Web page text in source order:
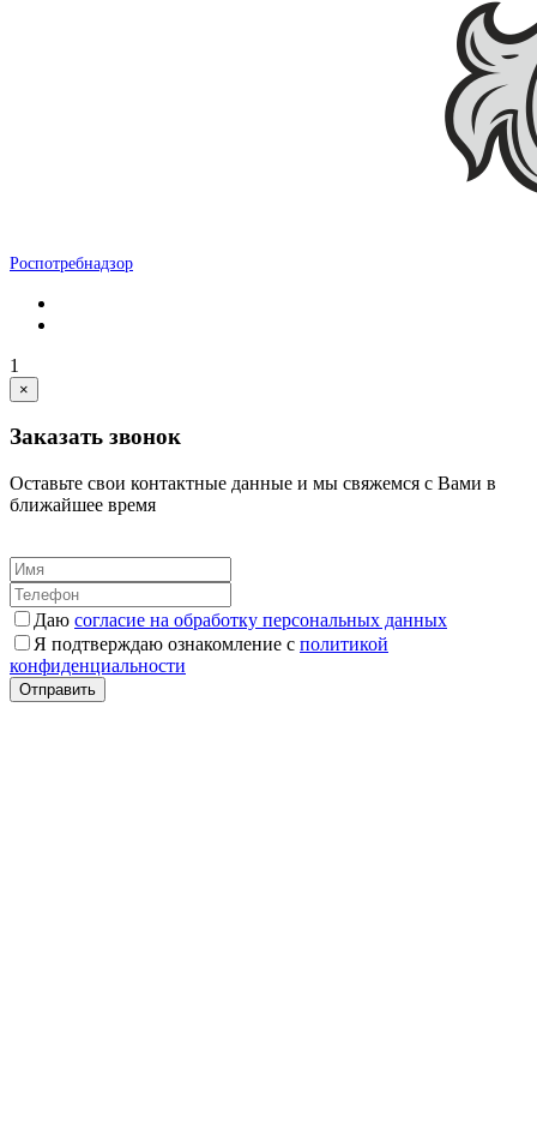
Роспотребнадзор
1
×
Заказать звонок
Оставьте свои контактные данные и мы свяжемся с Вами в
ближайшее время
Даю согласие на обработку персональных данных
Я подтверждаю ознакомление с политикой
конфиденциальности